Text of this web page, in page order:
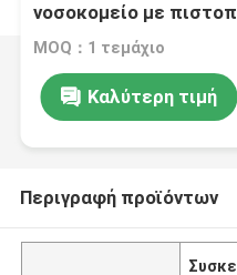
νοσοκομείο με
MOQ：1 τεμάχιο
Καλύτερη τιμή
Περιγραφή προϊόντων